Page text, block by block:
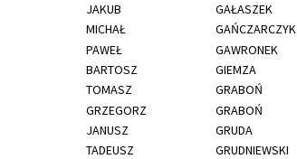
JAKUB
GAŁASZEK
MICHAŁ
GAŃCZARCZYK
PAWEŁ
GAWRONEK
BARTOSZ
GIEMZA
TOMASZ
GRABOŃ
GRZEGORZ
GRABOŃ
JANUSZ
GRUDA
TADEUSZ
GRUDNIEWSKI